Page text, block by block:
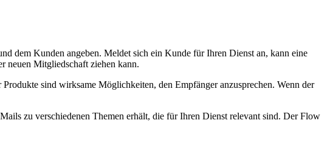
dem Kunden angeben. Meldet sich ein Kunde für Ihren Dienst an, kann eine
neuen Mitgliedschaft ziehen kann.
sind wirksame Möglichkeiten, den Empfänger anzusprechen. Wenn der
zu verschiedenen Themen erhält, die für Ihren Dienst relevant sind. Der Flow